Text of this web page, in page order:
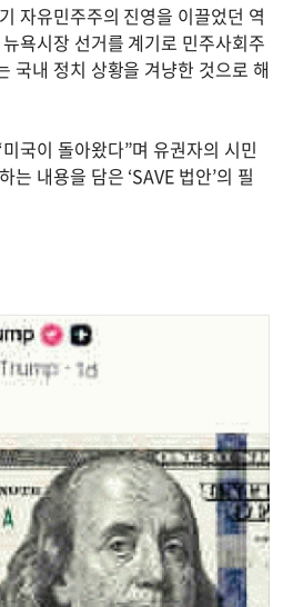
자유민주주의 진영을 이끌었던 역
욕시장 선거를 계기로 민주사회주
국내 정치 상황을 겨냥한 것으로 해
국이 돌아왔다”며 유권자의 시민
내용을 담은 ‘SAVE 법안’의 필